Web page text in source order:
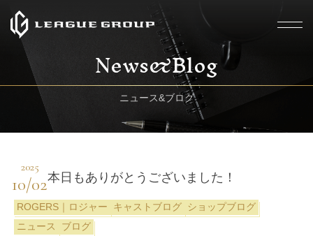
News&Blog
ニュース&ブログ
2025
10/02本日もありがとうございました！
ROGERS｜ロジャー キャストブログ
ショップブログ
ニュース
ブログ